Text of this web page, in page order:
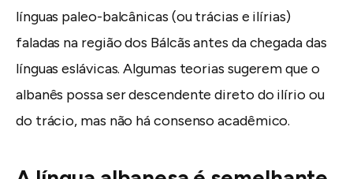
línguas paleo-balcânicas (ou trácias e ilírias)
faladas na região dos Bálcãs antes da chegada das
línguas eslávicas. Algumas teorias sugerem que o
albanês possa ser descendente direto do ilírio ou
do trácio, mas não há consenso acadêmico.